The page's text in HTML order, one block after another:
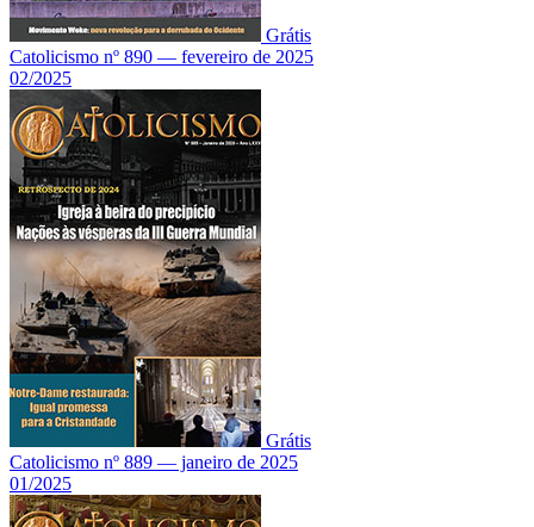
Grátis
Catolicismo nº 890 — fevereiro de 2025
02/2025
Grátis
Catolicismo nº 889 — janeiro de 2025
01/2025